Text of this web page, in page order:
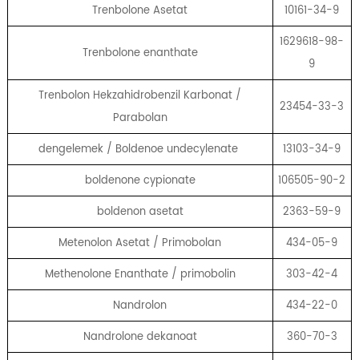
Trenbolone Asetat
10161-34-9
Trenbolone enanthate
1629618-98-
9
Trenbolon Hekzahidrobenzil Karbonat /
Parabolan
23454-33-3
dengelemek / Boldenoe undecylenate
13103-34-9
boldenone cypionate
106505-90-2
boldenon asetat
2363-59-9
Metenolon Asetat / Primobolan
434-05-9
Methenolone Enanthate / primobolin
303-42-4
Nandrolon
434-22-0
Nandrolone dekanoat
360-70-3